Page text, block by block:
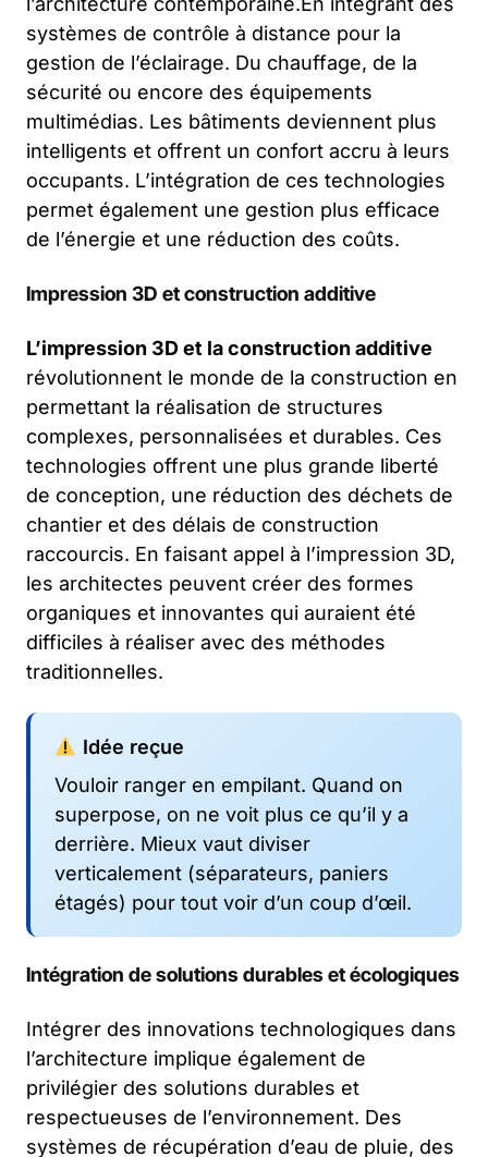
systèmes de contrôle à distance pour la
gestion de l’éclairage. Du chauffage, de la
sécurité ou encore des équipements
multimédias. Les bâtiments deviennent plus
intelligents et offrent un confort accru à leurs
occupants. L’intégration de ces technologies
permet également une gestion plus efficace
de l’énergie et une réduction des coûts.
Impression 3D et construction additive
L’impression 3D et la construction additive
révolutionnent le monde de la construction en
permettant la réalisation de structures
complexes, personnalisées et durables. Ces
technologies offrent une plus grande liberté
de conception, une réduction des déchets de
chantier et des délais de construction
raccourcis. En faisant appel à l’impression 3D,
les architectes peuvent créer des formes
organiques et innovantes qui auraient été
difficiles à réaliser avec des méthodes
traditionnelles.
Idée reçue
Vouloir ranger en empilant. Quand on
superpose, on ne voit plus ce qu’il y a
derrière. Mieux vaut diviser
verticalement (séparateurs, paniers
étagés) pour tout voir d’un coup d’œil.
Intégration de solutions durables et écologiques
Intégrer des innovations technologiques dans
l’architecture implique également de
privilégier des solutions durables et
respectueuses de l’environnement. Des
systèmes de récupération d’eau de pluie, des